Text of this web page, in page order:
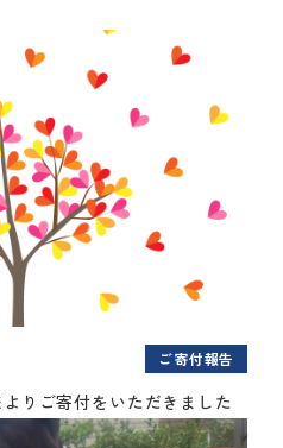
ご寄付報告
りご寄付をいただきました